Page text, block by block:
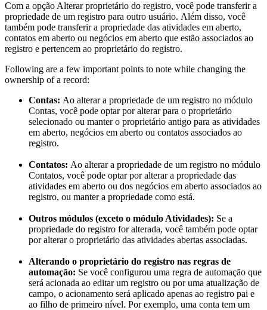
Com a opção Alterar proprietário do registro, você pode transferir a
propriedade de um registro para outro usuário. Além disso, você
também pode transferir a propriedade das atividades em aberto,
contatos em aberto ou negócios em aberto que estão associados ao
registro e pertencem ao proprietário do registro.
Following are a few important points to note while changing the
ownership of a record:
Contas: Ao alterar a propriedade de um registro no módulo
Contas, você pode optar por alterar para o proprietário
selecionado ou manter o proprietário antigo para as atividades
em aberto, negócios em aberto ou contatos associados ao
registro.
Contatos: Ao alterar a propriedade de um registro no módulo
Contatos, você pode optar por alterar a propriedade das
atividades em aberto ou dos negócios em aberto associados ao
registro, ou manter a propriedade como está.
Outros módulos (exceto o módulo Atividades): Se a
propriedade do registro for alterada, você também pode optar
por alterar o proprietário das atividades abertas associadas.
Alterando o proprietário do registro nas regras de
automação: Se você configurou uma regra de automação que
será acionada ao editar um registro ou por uma atualização de
campo, o acionamento será aplicado apenas ao registro pai e
ao filho de primeiro nível. Por exemplo, uma conta tem um